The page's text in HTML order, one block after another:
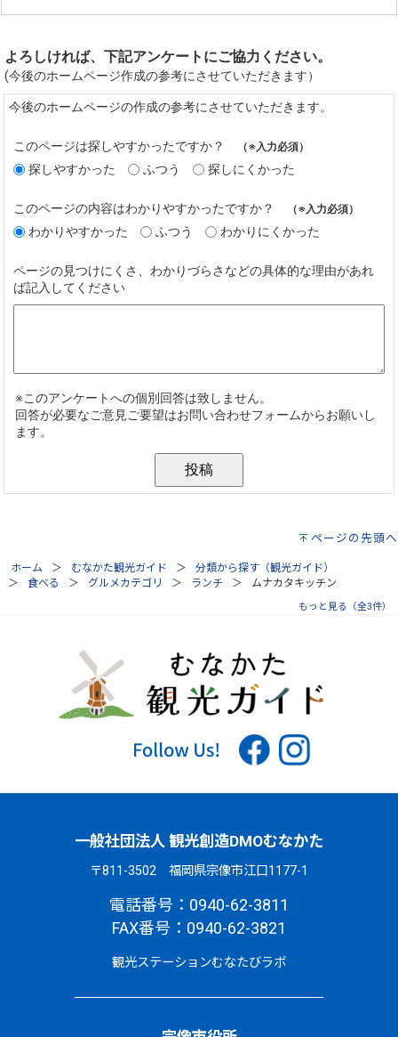
ページの先頭へ
ホーム むなかた観光ガイド
分類から探す（観光ガイド）
食べる
グルメカテゴリ ランチ ムナカタキッチン
もっと見る（全3件）
一般社団法人 観光創造DMOむなかた
〒811-3502 福岡県宗像市江口1177-1
電話番号：0940-62-3811
FAX番号：0940-62-3821
観光ステーションむなたびラボ